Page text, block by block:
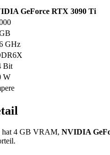
GeForce RTX 3090 Ti
GHz
Bit
W
hat 4 GB VRAM, NVIDIA